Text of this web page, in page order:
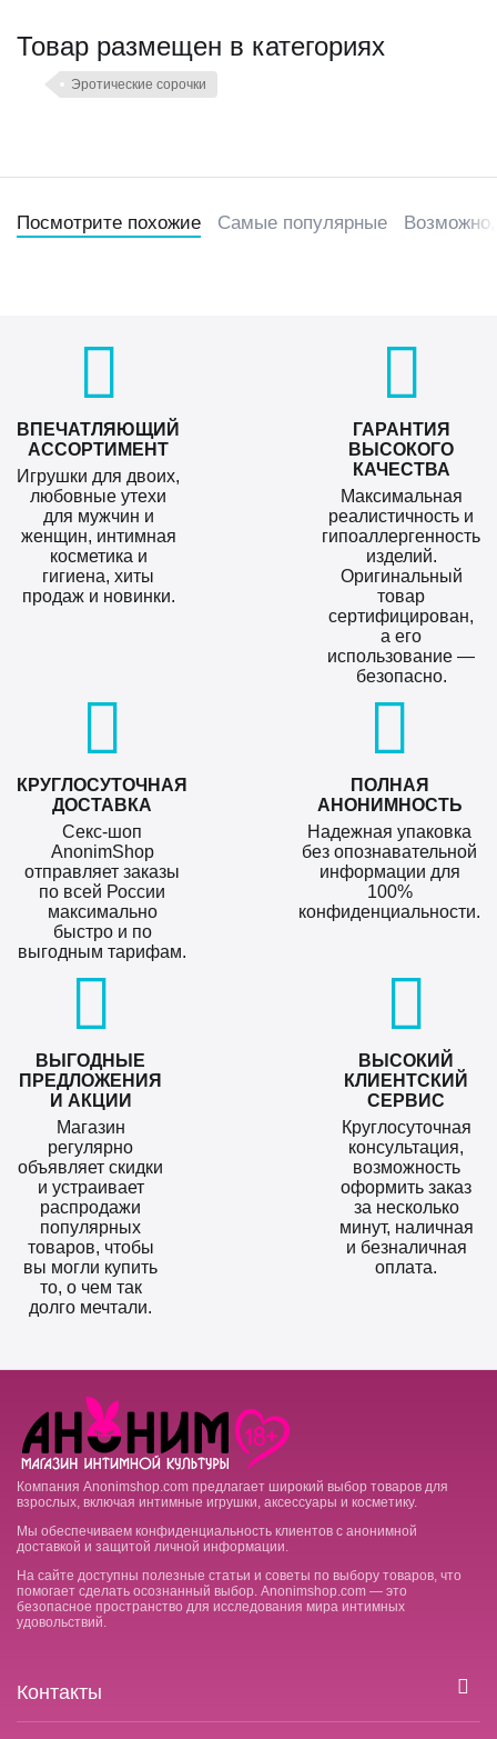
Товар размещен в категориях
Эротические сорочки
Посмотрите похожие Самые популярные Возможно,
ВПЕЧАТЛЯЮЩИЙ
АССОРТИМЕНТ
Игрушки для двоих,
любовные утехи
для мужчин и
женщин, интимная
косметика и
гигиена, хиты
продаж и новинки.
ГАРАНТИЯ
ВЫСОКОГО
КАЧЕСТВА
Максимальная
реалистичность и
гипоаллергенность
изделий.
Оригинальный
товар
сертифицирован,
а его
использование —
безопасно.
КРУГЛОСУТОЧНАЯ
ДОСТАВКА
Секс-шоп
AnonimShop
отправляет заказы
по всей России
максимально
быстро и по
выгодным тарифам.
ПОЛНАЯ
АНОНИМНОСТЬ
Надежная упаковка
без опознавательной
информации для
100%
конфиденциальности.
ВЫГОДНЫЕ
ПРЕДЛОЖЕНИЯ
И АКЦИИ
Магазин
регулярно
объявляет скидки
и устраивает
распродажи
популярных
товаров, чтобы
вы могли купить
то, о чем так
долго мечтали.
ВЫСОКИЙ
КЛИЕНТСКИЙ
СЕРВИС
Круглосуточная
консультация,
возможность
оформить заказ
за несколько
минут, наличная
и безналичная
оплата.
Компания Anonimshop.com предлагает широкий выбор товаров для
взрослых, включая интимные игрушки, аксессуары и косметику.
Мы обеспечиваем конфиденциальность клиентов с анонимной
доставкой и защитой личной информации.
На сайте доступны полезные статьи и советы по выбору товаров, что
помогает сделать осознанный выбор. Anonimshop.com — это
безопасное пространство для исследования мира интимных
удовольствий.
Контакты